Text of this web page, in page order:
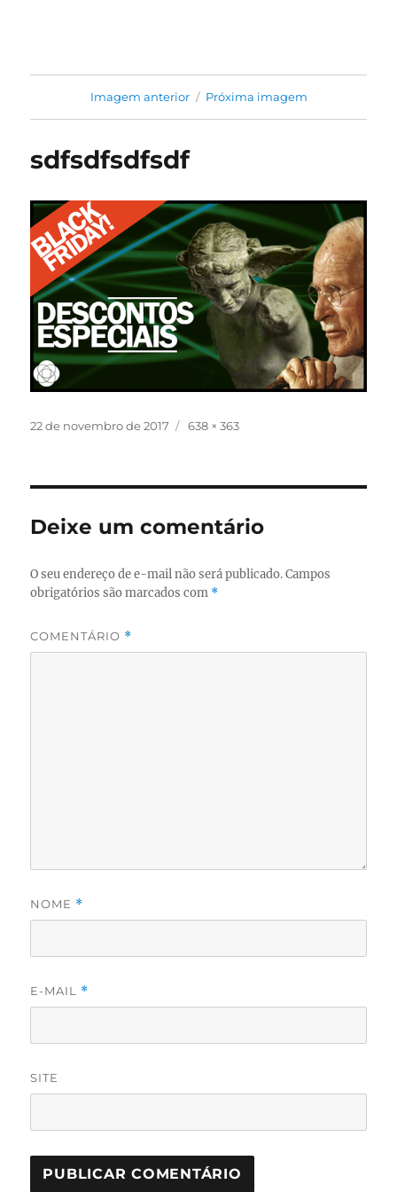
Imagem anterior Próxima imagem
sdfsdfsdfsdf
Publicado
22 de novembro de 2017
Tamanho
638 × 363
Deixe um comentário
O seu endereço de e-mail não será publicado. Campos
obrigatórios são marcados com *
COMENTÁRIO *
NOME *
E-MAIL *
SITE